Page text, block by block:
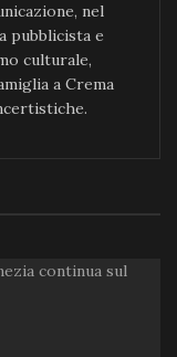
nel
pubblicista e
culturale,
a Crema